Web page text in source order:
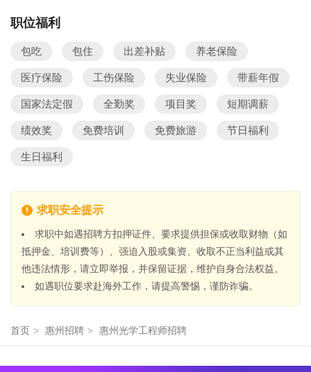
职位福利
包吃 包住 出差补贴 养老保险
医疗保险 工伤保险 失业保险 带薪年假
国家法定假 全勤奖 项目奖 短期调薪
绩效奖 免费培训 免费旅游 节日福利
生日福利
求职安全提示
求职中如遇招聘方扣押证件、要求提供担保或收取财物（如
抵押金、培训费等）、强迫入股或集资、收取不正当利益或其
他违法情形，请立即举报，并保留证据，维护自身合法权益。
如遇职位要求赴海外工作，请提高警惕，谨防诈骗。
首页 > 惠州招聘 > 惠州光学工程师招聘